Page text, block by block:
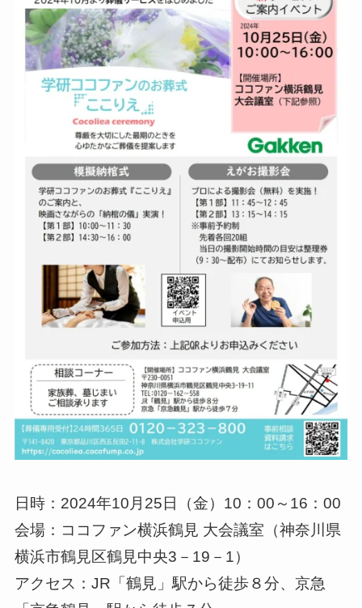
日時：2024年10月25日（金）10：00～16：00
会場：ココファン横浜鶴見 大会議室（神奈川県
横浜市鶴見区鶴見中央3－19－1）
アクセス：JR「鶴見」駅から徒歩８分、京急